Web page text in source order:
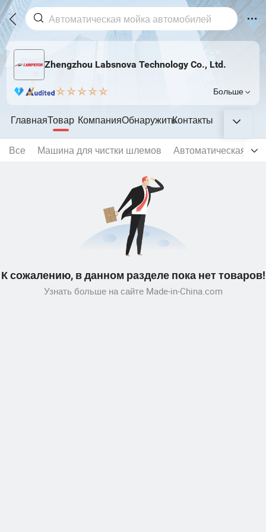
Zhengzhou Labsnova Technology Co., Ltd.
Больше
ГлавнаяТовар КомпанияОбнаружитьКонтакты
Все Машина для чистки шлемов Автоматическая
К сожалению, в данном разделе пока нет товаров!
Узнать больше на сайте Made-in-China.com